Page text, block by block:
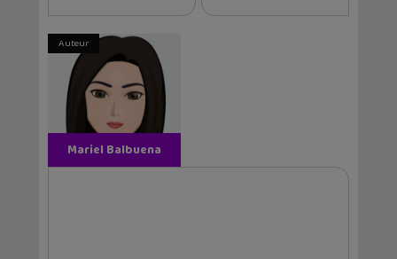
Auteur
Mariel Balbuena